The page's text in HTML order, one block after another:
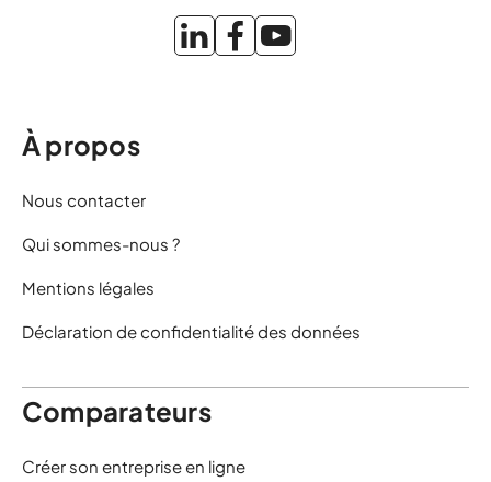
À propos
Nous contacter
Qui sommes-nous ?
Mentions légales
Déclaration de confidentialité des données
Comparateurs
Créer son entreprise en ligne